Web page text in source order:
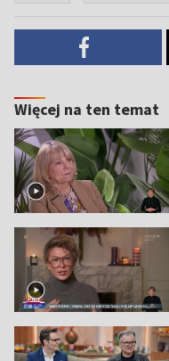
Więcej na ten temat